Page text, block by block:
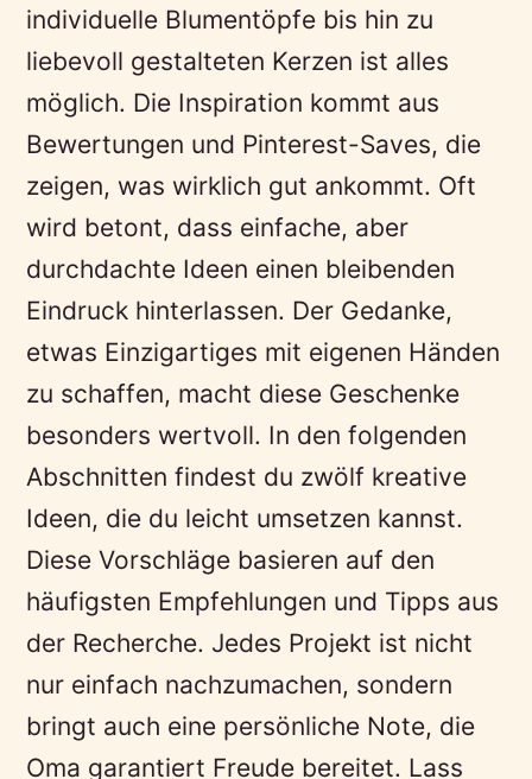
individuelle Blumentöpfe bis hin zu
liebevoll gestalteten Kerzen ist alles
möglich. Die Inspiration kommt aus
Bewertungen und Pinterest-Saves, die
zeigen, was wirklich gut ankommt. Oft
wird betont, dass einfache, aber
durchdachte Ideen einen bleibenden
Eindruck hinterlassen. Der Gedanke,
etwas Einzigartiges mit eigenen Händen
zu schaffen, macht diese Geschenke
besonders wertvoll. In den folgenden
Abschnitten findest du zwölf kreative
Ideen, die du leicht umsetzen kannst.
Diese Vorschläge basieren auf den
häufigsten Empfehlungen und Tipps aus
der Recherche. Jedes Projekt ist nicht
nur einfach nachzumachen, sondern
bringt auch eine persönliche Note, die
Oma garantiert Freude bereitet. Lass